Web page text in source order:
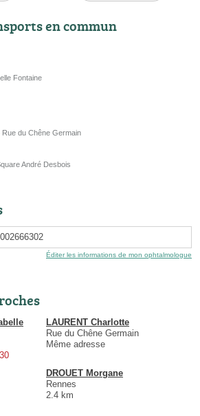
en commun
Fontaine
du Chêne Germain
André Desbois
Éditer les informations de mon ophtalmologue
LAURENT Charlotte
Rue du Chêne Germain
Même adresse
DROUET Morgane
Rennes
2.4 km